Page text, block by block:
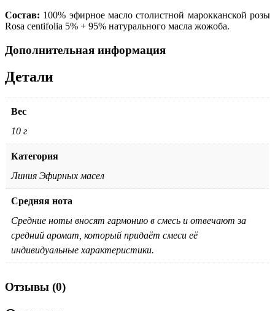
Состав: 100% эфирное масло столистной марокканской розы
Rosa centifolia 5% + 95% натурального масла жожоба.
Дополнительная информация
Детали
Вес
10 г
Категория
Линия Эфирных масел
Средняя нота
Средние ноты вносят гармонию в смесь и отвечают за
средний аромат, который придаёт смеси её
индивидуальные характеристики.
Отзывы (0)